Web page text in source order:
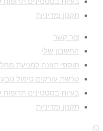
תקנון ומדיניות
צור קשר
החשבון שלי
תוספי תזונה למניעת
טרשת עורקים טיפול
בעיות בסטטינים תרופות
תקנון ומדיניות